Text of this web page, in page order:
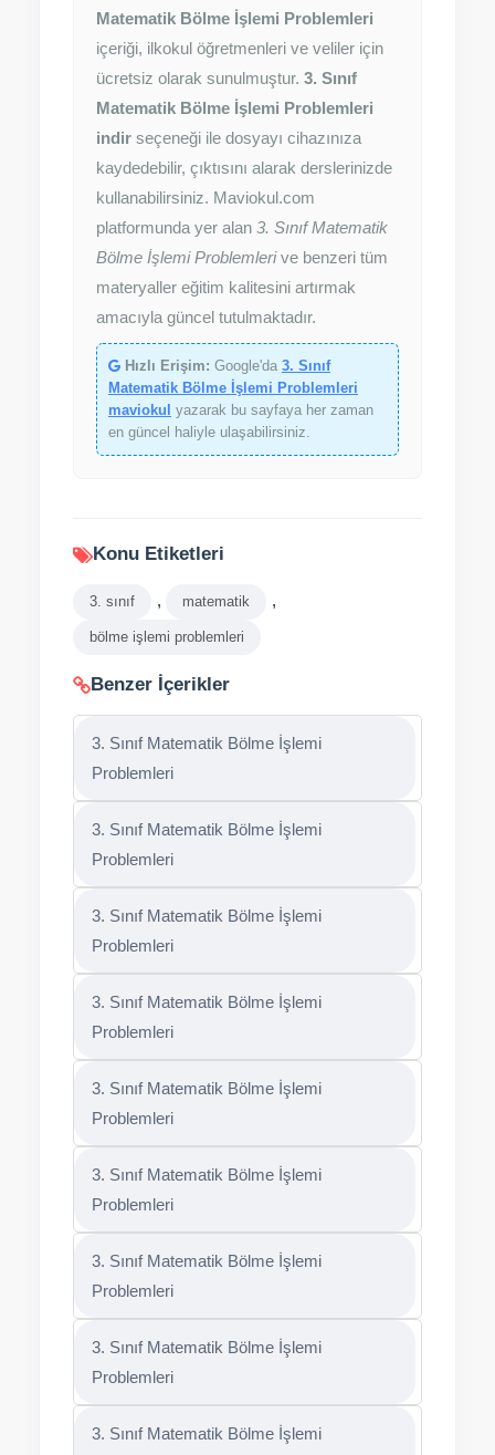
Matematik Bölme İşlemi Problemleri
içeriği, ilkokul öğretmenleri ve veliler için
ücretsiz olarak sunulmuştur. 3. Sınıf
Matematik Bölme İşlemi Problemleri
indir seçeneği ile dosyayı cihazınıza
kaydedebilir, çıktısını alarak derslerinizde
kullanabilirsiniz. Maviokul.com
platformunda yer alan 3. Sınıf Matematik
Bölme İşlemi Problemlerive benzeri tüm
materyaller eğitim kalitesini artırmak
amacıyla güncel tutulmaktadır.
Hızlı Erişim: Google'da 3. Sınıf
Matematik Bölme İşlemi Problemleri
maviokul yazarak bu sayfaya her zaman
en güncel haliyle ulaşabilirsiniz.
Konu Etiketleri
3. sınıf , matematik ,
bölme işlemi problemleri
Benzer İçerikler
3. Sınıf Matematik Bölme İşlemi
Problemleri
3. Sınıf Matematik Bölme İşlemi
Problemleri
3. Sınıf Matematik Bölme İşlemi
Problemleri
3. Sınıf Matematik Bölme İşlemi
Problemleri
3. Sınıf Matematik Bölme İşlemi
Problemleri
3. Sınıf Matematik Bölme İşlemi
Problemleri
3. Sınıf Matematik Bölme İşlemi
Problemleri
3. Sınıf Matematik Bölme İşlemi
Problemleri
3. Sınıf Matematik Bölme İşlemi